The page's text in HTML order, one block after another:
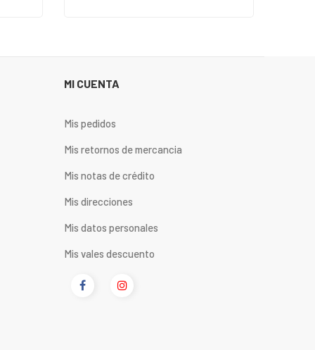
MI CUENTA
Mis pedidos
Mis retornos de mercancia
Mis notas de crédito
Mis direcciones
Mis datos personales
Mis vales descuento